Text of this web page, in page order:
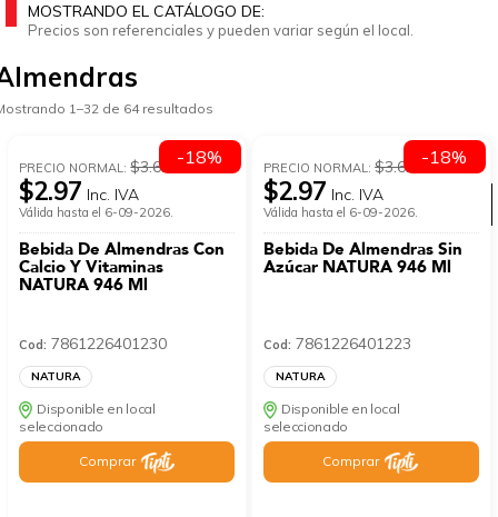
Ver categorías
MOSTRANDO EL CATÁLOGO DE:
Precios son referenciales y pueden variar según el local.
1–32 de 64 resultados
PRECIO NORMAL:$3.62
$2.97 Inc. IVA
Válida hasta el 6-09-2026.
Bebida De Almendras Con
Calcio Y Vitaminas
NATURA 946 Ml
Cod: 7861226401230
NATURA
Disponible en local
seleccionado
Comprar
-18% PRECIO NORMAL:$3.62
$2.97 Inc. IVA
Válida hasta el 6-09-2026.
Bebida De Almendras Sin
Azúcar NATURA 946 Ml
Cod: 7861226401223
NATURA
Disponible en local
seleccionado
Comprar
-18%